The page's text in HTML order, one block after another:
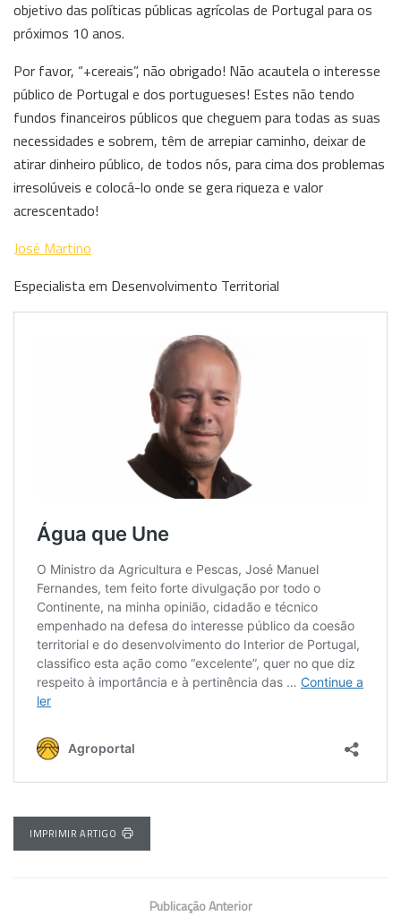
objetivo das políticas públicas agrícolas de Portugal para os
próximos 10 anos.
Por favor, “+cereais”, não obrigado! Não acautela o interesse
público de Portugal e dos portugueses! Estes não tendo
fundos financeiros públicos que cheguem para todas as suas
necessidades e sobrem, têm de arrepiar caminho, deixar de
atirar dinheiro público, de todos nós, para cima dos problemas
irresolúveis e colocá-lo onde se gera riqueza e valor
acrescentado!
José Martino
Especialista em Desenvolvimento Territorial
IMPRIMIR ARTIGO
Publicação Anterior